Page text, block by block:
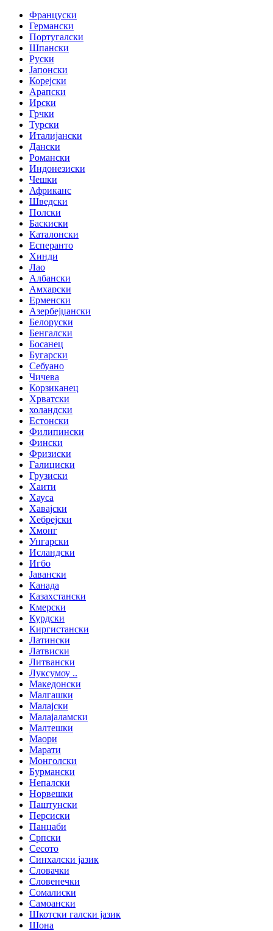
Француски
Германски
Португалски
Шпански
Руски
Јапонски
Корејски
Арапски
Ирски
Грчки
Турски
Италијански
Дански
Романски
Индонезиски
Чешки
Африканс
Шведски
Полски
Баскиски
Каталонски
Есперанто
Хинди
Лао
Албански
Амхарски
Ерменски
Азербејџански
Белоруски
Бенгалски
Босанец
Бугарски
Себуано
Чичева
Корзиканец
Хрватски
холандски
Естонски
Филипински
Фински
Фризиски
Галициски
Грузиски
Хаити
Хауса
Хавајски
Хебрејски
Хмонг
Унгарски
Исландски
Игбо
Јавански
Канада
Казахстански
Кмерски
Курдски
Киргистански
Латински
Латвиски
Литвански
Луксумоу ..
Македонски
Малгашки
Малајски
Малајаламски
Малтешки
Маори
Марати
Монголски
Бурмански
Непалски
Норвешки
Паштунски
Персиски
Панџаби
Српски
Сесото
Синхалски јазик
Словачки
Словенечки
Сомалиски
Самоански
Шкотски галски јазик
Шона